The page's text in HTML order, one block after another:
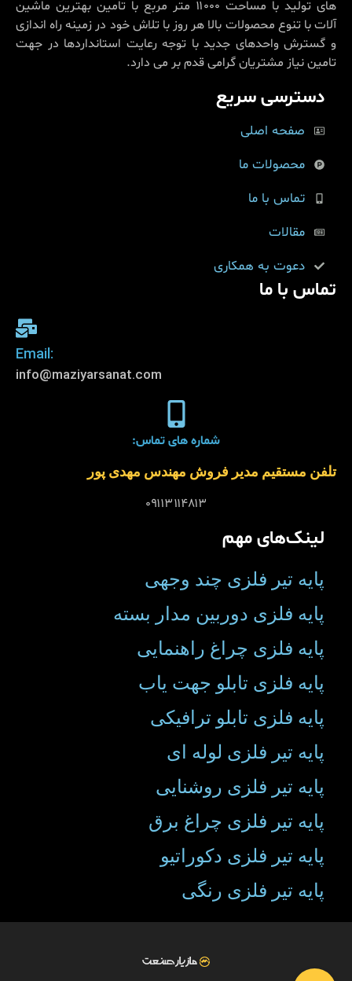
های تولید با مساحت ۱۱۰۰۰ متر مربع با تامین بهترین ماشین
آلات با تنوع محصولات بالا هر روز با تلاش خود در زمینه راه اندازی
و گسترش واحدهای جدید با توجه رعایت استانداردها در جهت
تامین نیاز مشتریان گرامی قدم بر می دارد.
دسترسی سریع
صفحه اصلی
محصولات ما
تماس با ما
مقالات
دعوت به همکاری
تماس با ما
:Email
info@maziyarsanat.com
شماره های تماس:
تلفن مستقیم مدیر فروش مهندس مهدی پور
۰۹۱۱۳۱۱۴۸۱۳
لینک‌های مهم
پایه تیر فلزی چند وجهی
پایه فلزی دوربین مدار بسته
پایه فلزی چراغ راهنمایی
پایه فلزی تابلو جهت یاب
پایه فلزی تابلو ترافیکی
پایه تیر فلزی لوله ای
پایه تیر فلزی روشنایی
پایه تیر فلزی چراغ برق
پایه تیر فلزی دکوراتیو
پایه تیر فلزی رنگی